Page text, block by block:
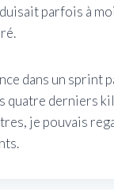
parfois à
dans un
quatre derniers
je pouvais